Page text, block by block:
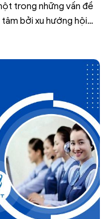
trong những vấn đề
bởi xu hướng hội